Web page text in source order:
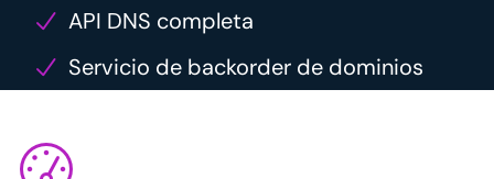
API DNS completa
Servicio de backorder de dominios